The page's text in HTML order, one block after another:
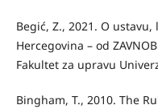
Begić, Z., 2021. O
Hercegovina – od
Fakultet za upravu
Bingham, T., 2010. The